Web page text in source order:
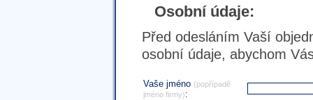
Osobní údaje:
Před odesláním Vaší
osobní údaje, abychom
Vaše jméno (popřípadě
jméno firmy):